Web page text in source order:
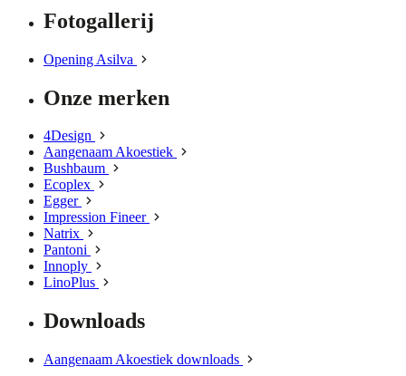
Fotogallerij
Opening Asilva
Onze merken
4Design
Aangenaam Akoestiek
Bushbaum
Ecoplex
Egger
Impression Fineer
Natrix
Pantoni
Innoply
LinoPlus
Downloads
Aangenaam Akoestiek downloads